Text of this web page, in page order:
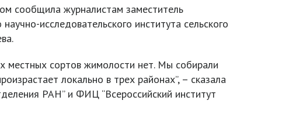
сообщила журналистам заместитель
исследовательского института сельского
местных сортов жимолости нет. Мы собирали
локально в трех районах”, – сказала
РАН” и ФИЦ “Всероссийский институт